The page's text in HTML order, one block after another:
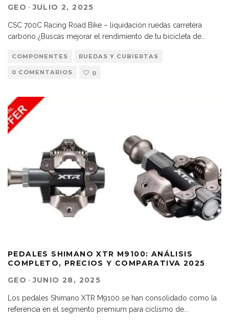
GEO · JULIO 2, 2025
CSC 700C Racing Road Bike – liquidación ruedas carretera
carbono ¿Buscas mejorar el rendimiento de tu bicicleta de
COMPONENTES RUEDAS Y CUBIERTAS
0 COMENTARIOS 0
PEDALES SHIMANO XTR M9100: ANÁLISIS
COMPLETO, PRECIOS Y COMPARATIVA 2025
GEO · JUNIO 28, 2025
Los pedales Shimano XTR M9100 se han consolidado como la
referencia en el segmento premium para ciclismo de...